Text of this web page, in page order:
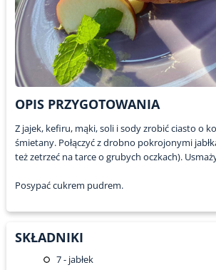
OPIS PRZYGOTOWANIA
Z jajek, kefiru, mąki, soli i sody zrobić ciasto o
śmietany. Połączyć z drobno pokrojonymi
też zetrzeć na tarce o grubych oczkach).
Posypać cukrem pudrem.
SKŁADNIKI
7- jabłek